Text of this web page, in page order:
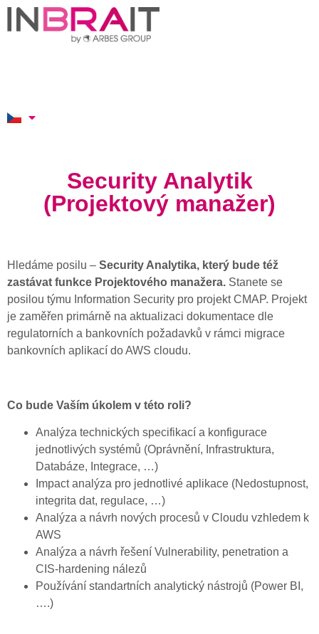
Security Analytik
(Projektový manažer)
Hledáme posilu – Security Analytika, který bude též
zastávat funkce Projektového manažera. Stanete se
posilou týmu Information Security pro projekt CMAP. Projekt
je zaměřen primárně na aktualizaci dokumentace dle
regulatorních a bankovních požadavků v rámci migrace
bankovních aplikací do AWS cloudu.
Co bude Vaším úkolem v této roli?
Analýza technických specifikací a konfigurace
jednotlivých systémů (Oprávnění, Infrastruktura,
Databáze, Integrace, …)
Impact analýza pro jednotlivé aplikace (Nedostupnost,
integrita dat, regulace, …)
Analýza a návrh nových procesů v Cloudu vzhledem k
AWS
Analýza a návrh řešení Vulnerability, penetration a
CIS-hardening nálezů
Používání standartních analytický nástrojů (Power BI,
….)